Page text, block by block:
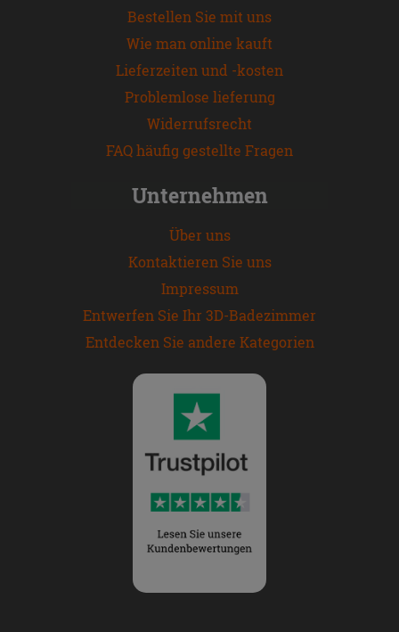
Bestellen Sie mit uns
Wie man online kauft
Lieferzeiten und -kosten
Problemlose lieferung
Widerrufsrecht
FAQ häufig gestellte Fragen
Unternehmen
Über uns
Kontaktieren Sie uns
Impressum
Entwerfen Sie Ihr 3D-Badezimmer
Entdecken Sie andere Kategorien